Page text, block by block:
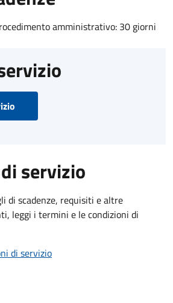
amministrativo: 30 giorni
servizio
di scadenze, requisiti e altre
leggi i termini e le condizioni di
di servizio